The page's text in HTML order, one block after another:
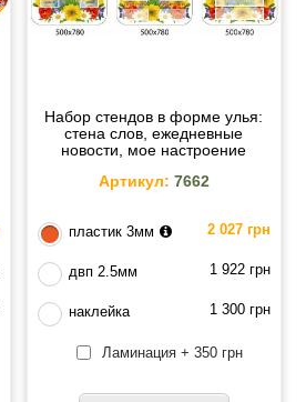
Набор стендов в форме улья:
стена слов, ежедневные
новости, мое настроение
Артикул: 7662
пластик 3мм 2 027 грн
двп 2.5мм 1 922 грн
наклейка 1 300 грн
Ламинация + 350 грн